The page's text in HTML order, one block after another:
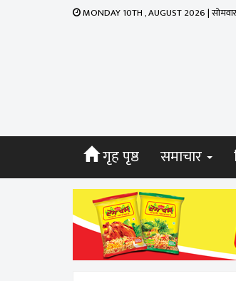
MONDAY 10TH , AUGUST 2026 |
गृह पृष्ठ समाचार